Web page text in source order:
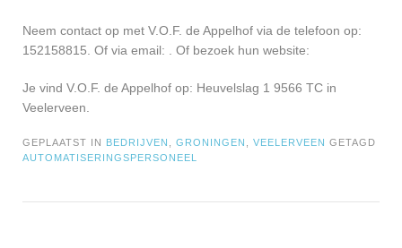
Neem contact op met V.O.F. de Appelhof via de telefoon op:
152158815. Of via email:
. Of bezoek hun website:
Je vind V.O.F. de Appelhof op: Heuvelslag 1 9566 TC in
Veelerveen.
GEPLAATST IN BEDRIJVEN GRONINGEN VEELERVEEN GETAGD
AUTOMATISERINGSPERSONEEL